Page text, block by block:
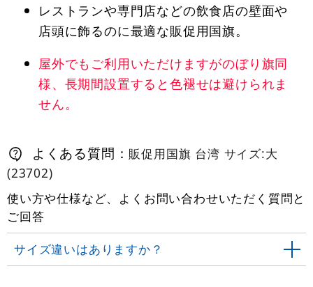
レストランや専門店などの飲食店の壁面や
店頭に飾るのに最適な販促用国旗。
屋外でもご利用いただけますがのぼり旗同
様、長期間設置すると色褪せは避けられま
せん。
よくある質問： 販促用国旗 台湾 サイズ:大
(23702)
使い方や仕様など、よくお問い合わせいただく質問と
ご回答
サイズ違いはありますか？